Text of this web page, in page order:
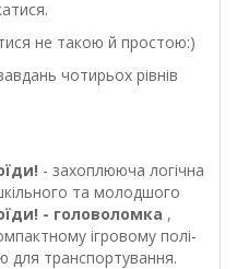
не такою й простою:)
чотирьох рівнів
- захоплююча логічна
та молодшого
- головоломка ,
ігровому полі-
для транспортування.